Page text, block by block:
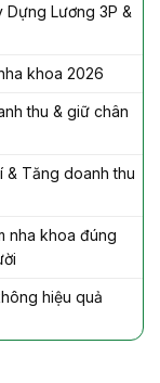
Dựng Lương 3P &
khoa 2026
thu & giữ chân
& Tăng doanh thu
nha khoa đúng
hiệu quả